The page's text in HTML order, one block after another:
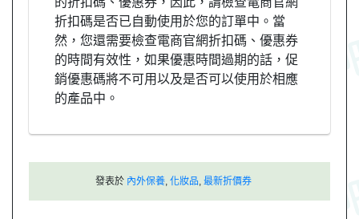
折扣碼是否已自動使用於您的訂單中。當
然，您還需要檢查電商官網折扣碼、優惠券
的時間有效性，如果優惠時間過期的話，促
銷優惠碼將不可用以及是否可以使用於相應
的產品中。
發表於 內外保養 化妝品 最新折價券